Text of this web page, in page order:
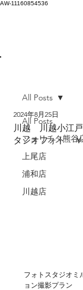
AW-11160854536
All Posts
フェリチタ熊谷
上尾店
浦和店
川越店
All Posts
川越 川越小江戸
タジオフォト
2024年8月25日
フォトスタジオミ
ョン撮影プラン